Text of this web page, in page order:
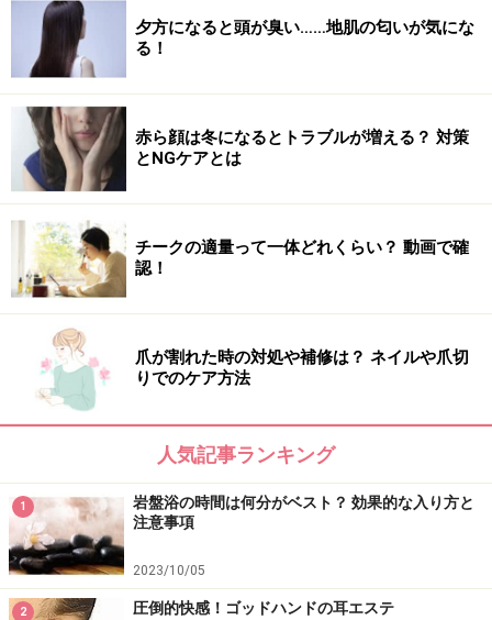
り、新たなメニューをご紹介したりしています。
ガイド：エベッラで男性のお客様に人気のメニューを教
えてください。
清水氏：やはりオーダーメードフェイシャル・マッサー
ジ（100分 15000円）か、キャビテーション＆サクショ
ン（110分 20000円）が人気ですね。プレゼントであれ
ば100分のフェイシャルの中で背中のオイルマッサージ
から入るというようなカスタマイズもお受けしています
から、その時にご相談いただければと思います。
男性が好む、男性に必要なコスメとは？
ガイド：男性が好まれるコスメの傾向ってありますか？
夕方になると頭が臭い……地肌の匂いが気にな
る！
赤ら顔は冬になるとトラブルが増える？ 対策
とNGケアとは
チークの適量って一体どれくらい？ 動画で確
認！
爪が割れた時の対処や補修は？ ネイルや爪切
りでのケア方法
人気記事ランキング
1
岩盤浴の時間は何分がベスト？ 効果的な入り方と
注意事項
2023/10/05
2 圧倒的快感！ゴッドハンドの耳エステ